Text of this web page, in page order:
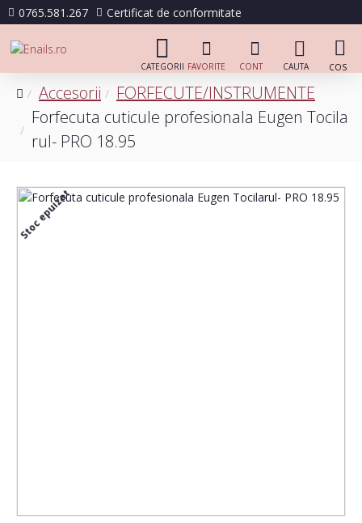
0765.581.267 Certificat de conformitate
Accesorii
FORFECUTE/INSTRUMENTE
Forfecuta cuticule profesionala Eugen Tocila
rul- PRO 18.95
Stoc epuizat